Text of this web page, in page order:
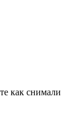
как снимали